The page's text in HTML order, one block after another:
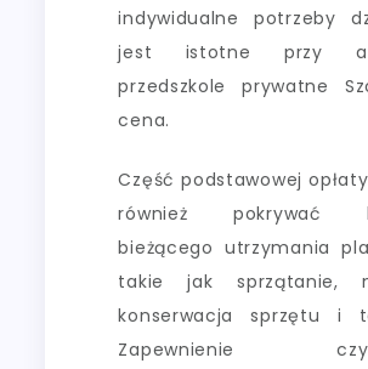
indywidualne potrzeby
jest istotne przy
przedszkole prywatne
cena.
Część podstawowej
również pokrywać
bieżącego utrzymania
takie jak sprzątanie,
konserwacja sprzętu i
Zapewnienie